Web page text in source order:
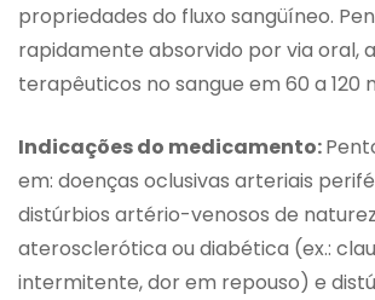
propriedades do fluxo sangüíneo.
rapidamente absorvido por via oral,
terapêuticos no sangue em 60 a 120
Indicações do medicamento:
em: doenças oclusivas arteriais
distúrbios artério-venosos de
aterosclerótica ou diabética (ex.:
intermitente, dor em repouso) e